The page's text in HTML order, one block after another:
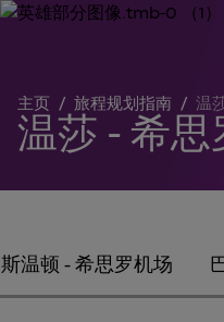
主页 / 旅程规划指南 / 温
温莎 - 希思
斯温顿 - 希思罗机场